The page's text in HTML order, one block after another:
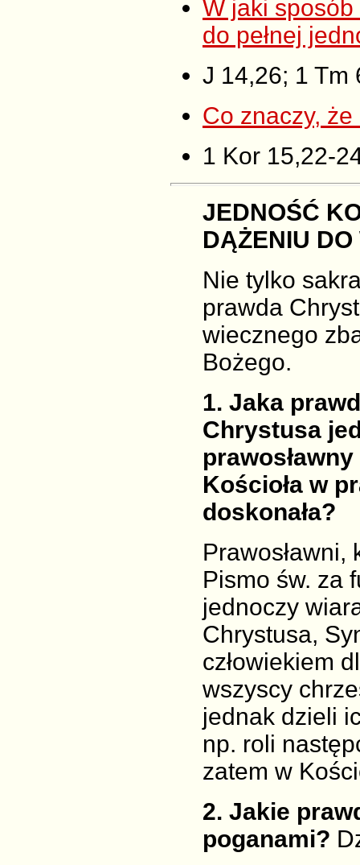
W jaki
do pełnej
J 14,26; 1 Tm
Co znaczy,
1 Kor 15,22-
JEDNOŚĆ
DĄŻENIU
Nie tylko
prawda
wiecznego
Bożego.
1. Jaka
Chrystusa
Kościoła w
doskonała?
Pismo św. za
jednoczy
Chrystusa,
człowiekiem
wszyscy
jednak dzieli
np. roli
zatem w
2. Jakie
poganami?